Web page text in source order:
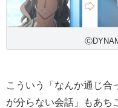
こういう「なんか通じ合
が分らない会話」もあち